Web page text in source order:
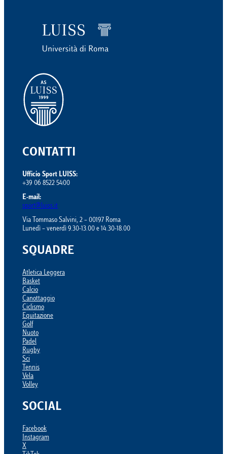
CONTATTI
Ufficio Sport LUISS:
+39 06 8522 5400
E-mail:
sport@luiss.it
Via Tommaso Salvini, 2 – 00197 Roma
Lunedì – venerdì 9.30-13.00 e 14.30-18.00
SQUADRE
Atletica Leggera
Basket
Calcio
Canottaggio
Ciclismo
Equitazione
Golf
Nuoto
Padel
Rugby
Sci
Tennis
Vela
Volley
SOCIAL
Facebook
Instagram
X